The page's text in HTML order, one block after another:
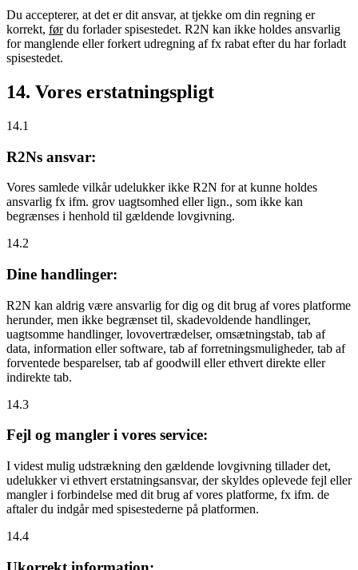
Du accepterer, at det er dit ansvar, at tjekke om din regning er
korrekt, førdu forlader spisestedet. R2N kan ikke holdes ansvarlig
for manglende eller forkert udregning af fx rabat efter du har forladt
spisestedet.
14. Vores erstatningspligt
14.1
R2Ns ansvar:
Vores samlede vilkår udelukker ikke R2N for at kunne holdes
ansvarlig fx ifm. grov uagtsomhed eller lign., som ikke kan
begrænses i henhold til gældende lovgivning.
14.2
Dine handlinger:
R2N kan aldrig være ansvarlig for dig og dit brug af vores platforme
herunder, men ikke begrænset til, skadevoldende handlinger,
uagtsomme handlinger, lovovertrædelser, omsætningstab, tab af
data, information eller software, tab af forretningsmuligheder, tab af
forventede besparelser, tab af goodwill eller ethvert direkte eller
indirekte tab.
14.3
Fejl og mangler i vores service:
I videst mulig udstrækning den gældende lovgivning tillader det,
udelukker vi ethvert erstatningsansvar, der skyldes oplevede fejl eller
mangler i forbindelse med dit brug af vores platforme, fx ifm. de
aftaler du indgår med spisestederne på platformen.
14.4